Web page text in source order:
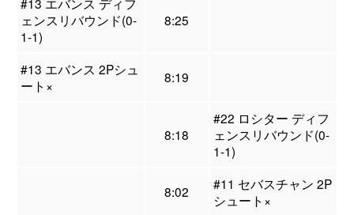
ェンスリバウンド(0-
1-1)
8:25
#13 エバンス 2Pシュ
ート×
8:19
8:18
#22 ロシター ディフ
ェンスリバウンド(0-
1-1)
8:02
#11 セバスチャン 2P
シュート×